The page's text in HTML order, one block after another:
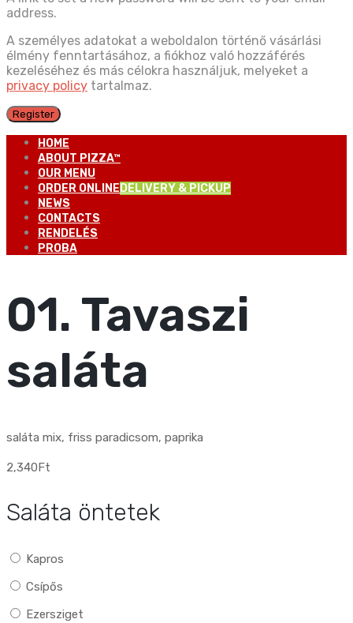
address.
A személyes adatokat a weboldalon történő vásárlási
élmény fenntartásához, a fiókhoz való hozzáférés
kezeléséhez és más célokra használjuk, melyeket a
privacy policy tartalmaz.
Register
HOME
ABOUT PIZZA™
OUR MENU
ORDER ONLINE DELIVERY & PICKUP
NEWS
CONTACTS
RENDELÉS
PROBA
01. Tavaszi
saláta
saláta mix, friss paradicsom, paprika
2,340Ft
Saláta öntetek
Kapros
Csípős
Ezersziget